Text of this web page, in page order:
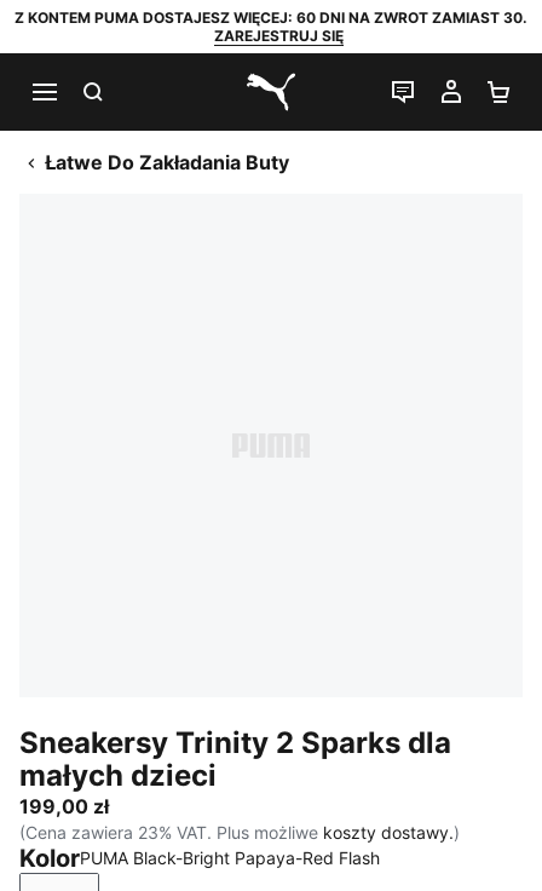
Z KONTEM PUMA DOSTAJESZ WIĘCEJ: 60 DNI NA ZWROT ZAMIAST 30.
ZAREJESTRUJ SIĘ
PUMA.com
CZAT NA
MOJE
Łatwe Do Zakładania Buty
Sneakersy Trinity 2 Sparks dla
małych dzieci
199,00 zł
(Cena zawiera 23% VAT. Plus możliwe koszty dostawy.)
KolorPUMA Black-Bright Papaya-Red Flash